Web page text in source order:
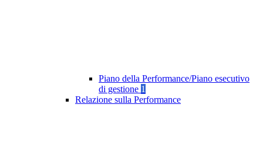
Piano della Performance/Piano esecutivo
di gestione 1
Relazione sulla Performance